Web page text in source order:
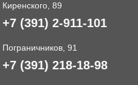
Киренского, 89
+7 (391) 2-911-101
Пограничников, 91
+7 (391) 218-18-98